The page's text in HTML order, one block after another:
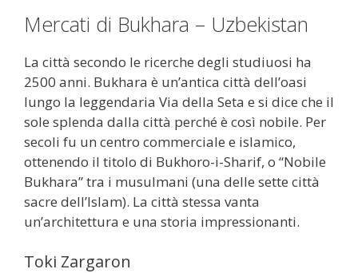
Mercati di Bukhara – Uzbekistan
La città secondo le ricerche degli studiuosi ha
2500 anni. Bukhara è un’antica città dell’oasi
lungo la leggendaria Via della Seta e si dice che il
sole splenda dalla città perché è così nobile. Per
secoli fu un centro commerciale e islamico,
ottenendo il titolo di Bukhoro-i-Sharif, o “Nobile
Bukhara” tra i musulmani (una delle sette città
sacre dell’Islam). La città stessa vanta
un’architettura e una storia impressionanti.
Toki Zargaron